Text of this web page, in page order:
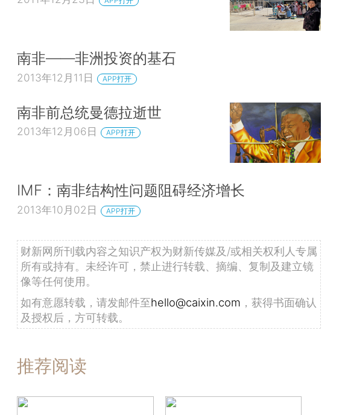
南非——非洲投资的基石
2013年12月11日 APP打开
南非前总统曼德拉逝世
2013年12月06日 APP打开
IMF：南非结构性问题阻碍经济增长
2013年10月02日 APP打开
财新网所刊载内容之知识产权为财新传媒及/或相关权利人专属
所有或持有。未经许可，禁止进行转载、摘编、复制及建立镜
像等任何使用。
如有意愿转载，请发邮件至hello@caixin.com ，获得书面确认
及授权后，方可转载。
推荐阅读